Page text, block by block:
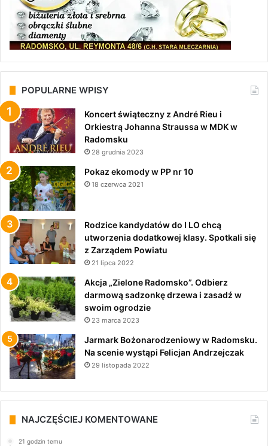
POPULARNE WPISY
Koncert świąteczny z André Rieu i
Orkiestrą Johanna Straussa w MDK w
Radomsku
28 grudnia 2023
Pokaz ekomody w PP nr 10
18 czerwca 2021
Rodzice kandydatów do I LO chcą
utworzenia dodatkowej klasy. Spotkali się
z Zarządem Powiatu
21 lipca 2022
Akcja „Zielone Radomsko”. Odbierz
darmową sadzonkę drzewa i zasadź w
swoim ogrodzie
23 marca 2023
Jarmark Bożonarodzeniowy w Radomsku.
Na scenie wystąpi Felicjan Andrzejczak
29 listopada 2022
NAJCZĘŚCIEJ KOMENTOWANE
21 godzin temu